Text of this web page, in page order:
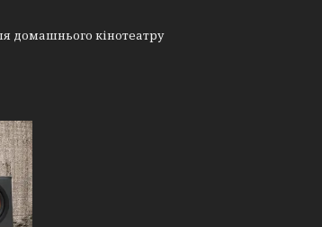
домашнього кінотеатру